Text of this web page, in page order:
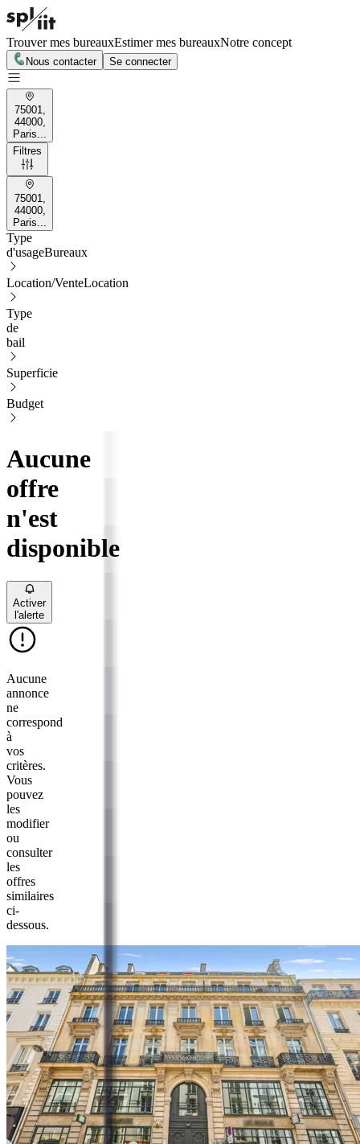
Trouver mes bureauxEstimer mes bureauxNotre concept
Nous contacter Se connecter
75001,
44000,
Paris...
Filtres
75001,
44000,
Paris...
Type
d'usageBureaux
Location/VenteLocation
Type
de
bail
Superficie
Budget
Aucune
offre
n'est
disponible
Activer
l'alerte
Aucune
annonce
ne
correspond
à
vos
critères.
Vous
pouvez
les
modifier
ou
consulter
les
offres
similaires
ci-
dessous.